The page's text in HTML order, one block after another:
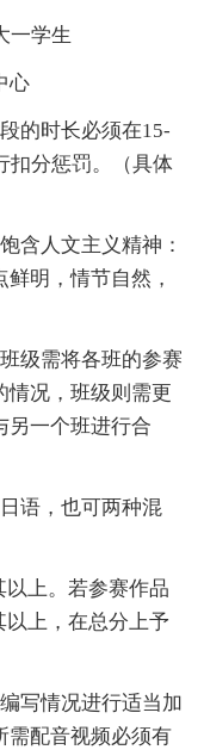
学生
心
的时长必须在15-
扣分惩罚。（具体
人文主义精神：
明，情节自然，
级需将各班的参赛
情况，班级则需更
另一个班进行合
语，也可两种混
上。若参赛作品
以上，在总分上予
写情况进行适当加
需配音视频必须有